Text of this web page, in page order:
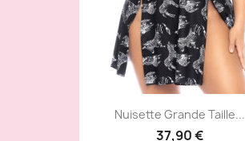
Nuisette Grande Taille...
37,90 €